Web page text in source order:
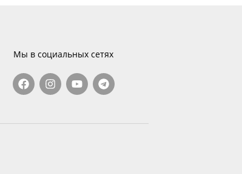
Мы в социальных сетях